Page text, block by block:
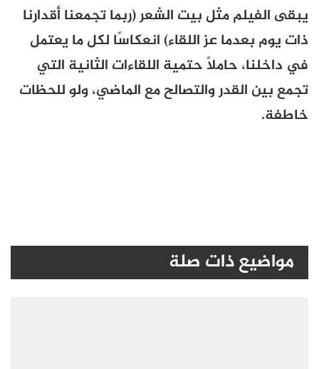
يبقى الفيلم مثل بيت الشعر (ربما تجمعنا أقدارنا
ذات يوم بعدما عز اللقاء) انعكاسًا لكل ما يعتمل
في داخلنا، حاملاً حتمية اللقاءات الثانية التي
تجمع بين القدر والتصالح مع الماضي، ولو للحظات
خاطفة.
مواضيع ذات صلة